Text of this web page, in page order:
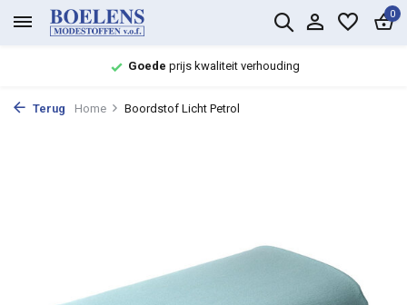
0
Goede prijs kwaliteit verhouding
Terug Home Boordstof Licht Petrol